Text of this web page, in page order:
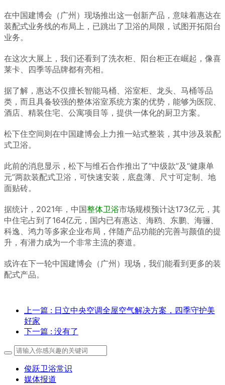
在中国建博会（广州）现场推出这一创新产品，意味着惠达在
装配式业务线的布局上，已跳出了卫浴的局限，试图开拓阳台
业务。
在这次大展上，我们还看到了洗衣柜、阳台柜正在崛起，像喜
莱卡、四季等品牌都有亮相。
据了解，惠达不仅擅长智能马桶、浴室柜、龙头、马桶等品
类，而且具备较强的整体浴室系统方案的优势，能够为医院、
酒店、精装住宅、公寓项目等，提供一体化的厨卫方案。
松下住空间则在中国建博会上力推一站式整装，其中涉及装配
式卫浴。
此前的消息显示，松下与维石合作推出了“中级款”及“健康单
元”两款装配式卫浴，可快速安装，底盘薄、尺寸可定制、地
面贴砖。
据统计，2021年，中国整体卫浴市场规模预计达173亿元，其
中住宅占到了164亿元，国内已有惠达、海鸥、东鹏、海骊、
科逸、鸿力等多家企业布局，伴随产品功能的完善与颜值的提
升，有潜力成为一个非常主流的赛道。
或许在下一轮中国建博会（广州）现场，我们能看到更多的装
配式产品。
上一篇 : 日立中央空调全屋空气解决方案，四季守护美
好家
下一篇 : 没有了
俊跃卫浴常识
媒体报道